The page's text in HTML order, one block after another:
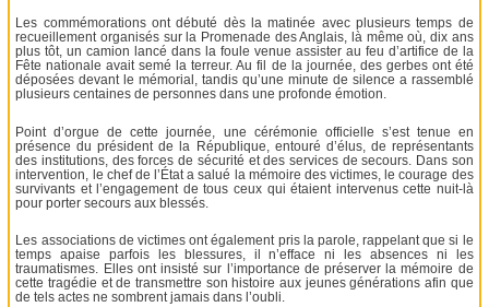
Les commémorations ont débuté dès la matinée avec plusieurs temps de
recueillement organisés sur la Promenade des Anglais, là même où, dix ans
plus tôt, un camion lancé dans la foule venue assister au feu d’artifice de la
Fête nationale avait semé la terreur. Au fil de la journée, des gerbes ont été
déposées devant le mémorial, tandis qu’une minute de silence a rassemblé
plusieurs centaines de personnes dans une profonde émotion.
Point d’orgue de cette journée, une cérémonie officielle s’est tenue en
présence du président de la République, entouré d’élus, de représentants
des institutions, des forces de sécurité et des services de secours. Dans son
intervention, le chef de l’État a salué la mémoire des victimes, le courage des
survivants et l’engagement de tous ceux qui étaient intervenus cette nuit-là
pour porter secours aux blessés.
Les associations de victimes ont également pris la parole, rappelant que si le
temps apaise parfois les blessures, il n’efface ni les absences ni les
traumatismes. Elles ont insisté sur l’importance de préserver la mémoire de
cette tragédie et de transmettre son histoire aux jeunes générations afin que
de tels actes ne sombrent jamais dans l’oubli.